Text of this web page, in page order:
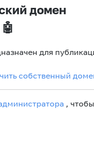
домен
🤖
для
собственный
,